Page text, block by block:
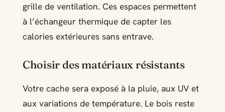
grille de ventilation. Ces espaces permettent
à l’échangeur thermique de capter les
calories extérieures sans entrave.
Choisir des matériaux résistants
Votre cache sera exposé à la pluie, aux UV et
aux variations de température. Le bois reste